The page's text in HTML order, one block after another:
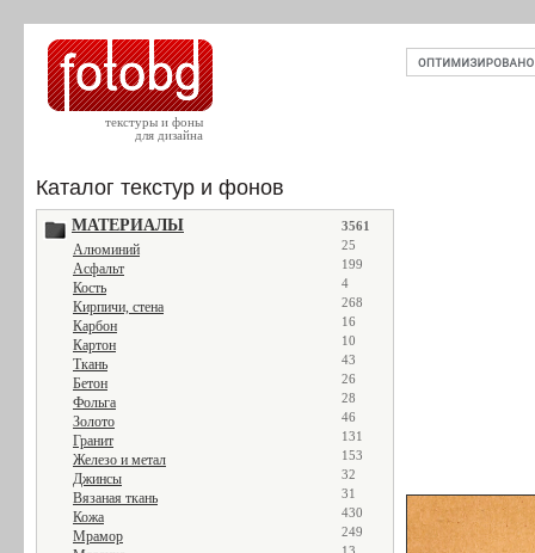
текстуры и фоны
для дизайна
Каталог текстур и фонов
МАТЕРИАЛЫ 3561
Алюминий 25
Асфальт 199
Кость 4
Кирпичи, стена 268
Карбон 16
Картон 10
Ткань 43
Бетон 26
Фольга 28
Золото 46
Гранит 131
Железо и метал 153
Джинсы 32
Вязаная ткань 31
Кожа 430
Мрамор 249